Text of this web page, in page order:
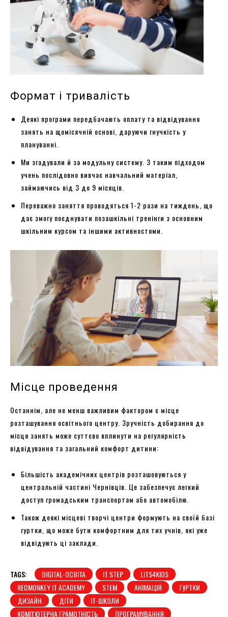
Формат і тривалість
Деякі програми передбачають оплату та відвідування
занять на щомісячній основі, даруючи гнучкість у
плануванні.
Ми згадували й за модульну систему. З таким підходом
учень послідовно вивчає навчальний матеріал,
займаючись від 3 до 9 місяців.
Переважно заняття проводяться 1-2 рази на тиждень, що
дає змогу поєднувати позашкільні тренінги з основним
шкільним курсом та іншими активностями.
Місце проведення
Останнім, але не менш важливим фактором є місце
розташування освітнього центру. Зручність добирання до
місця занять може суттєво вплинути на регулярність
відвідування та загальний комфорт дитини:
Більшість академічних центрів розташовуються у
центральній частині Чернівців. Це забезпечує легкий
доступ громадським транспортам або автомобілю.
Також деякі місцеві творчі центри формують на своїй базі
гуртки, що може бути комфортним для тих учнів, які уже
відвідують ці заклади.
TAGS: DIGITAL-ОСВІТА IT STEP
LITS4KIDS
REDMONKEY IT ACADEMY
STEM АНІМАЦІЯ
ГУРТКИ
ДИЗАЙН
ДІТИ
ІТ-ШКОЛИ
КОМП'ЮТЕРНА ГРАМОТНІСТЬ
ПРОГРАМУВАННЯ